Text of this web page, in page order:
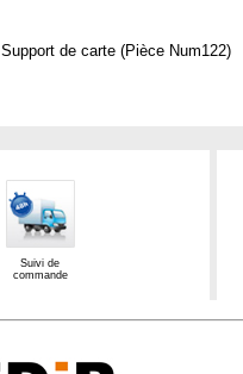
Support de carte (Pièce Num122)
Suivi de
commande